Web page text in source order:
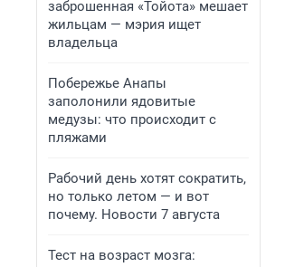
заброшенная «Тойота» мешает
жильцам — мэрия ищет
владельца
Побережье Анапы
заполонили ядовитые
медузы: что происходит с
пляжами
Рабочий день хотят сократить,
но только летом — и вот
почему. Новости 7 августа
Тест на возраст мозга: